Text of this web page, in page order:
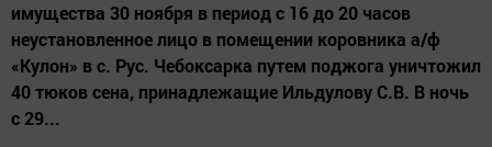
имущества 30 ноября в период с 16 до 20 часов
неустановленное лицо в помещении коровника а/ф
«Кулон» в с. Рус. Чебоксарка путем поджога уничтожил
40 тюков сена, принадлежащие Ильдулову С.В. В ночь
с 29...